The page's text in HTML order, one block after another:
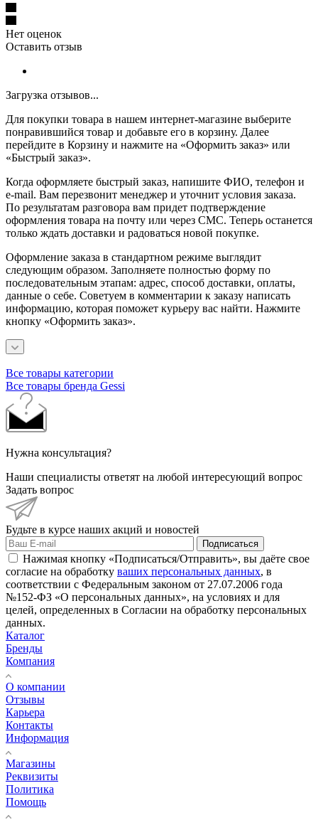
Нет оценок
Оставить отзыв
Загрузка отзывов...
Для покупки товара в нашем интернет-магазине выберите
понравившийся товар и добавьте его в корзину. Далее
перейдите в Корзину и нажмите на «Оформить заказ» или
«Быстрый заказ».
Когда оформляете быстрый заказ, напишите ФИО, телефон и
e-mail. Вам перезвонит менеджер и уточнит условия заказа.
По результатам разговора вам придет подтверждение
оформления товара на почту или через СМС. Теперь останется
только ждать доставки и радоваться новой покупке.
Оформление заказа в стандартном режиме выглядит
следующим образом. Заполняете полностью форму по
последовательным этапам: адрес, способ доставки, оплаты,
данные о себе. Советуем в комментарии к заказу написать
информацию, которая поможет курьеру вас найти. Нажмите
кнопку «Оформить заказ».
Все товары категории
Все товары бренда Gessi
Нужна консультация?
Наши специалисты ответят на любой интересующий вопрос
Задать вопрос
Будьте в курсе наших акций и новостей
Подписаться
Нажимая кнопку «Подписаться/Отправить», вы даёте свое
согласие на обработку ваших персональных данных, в
соответствии с Федеральным законом от 27.07.2006 года
№152-ФЗ «О персональных данных», на условиях и для
целей, определенных в Согласии на обработку персональных
данных.
Каталог
Бренды
Компания
О компании
Отзывы
Карьера
Контакты
Информация
Магазины
Реквизиты
Политика
Помощь